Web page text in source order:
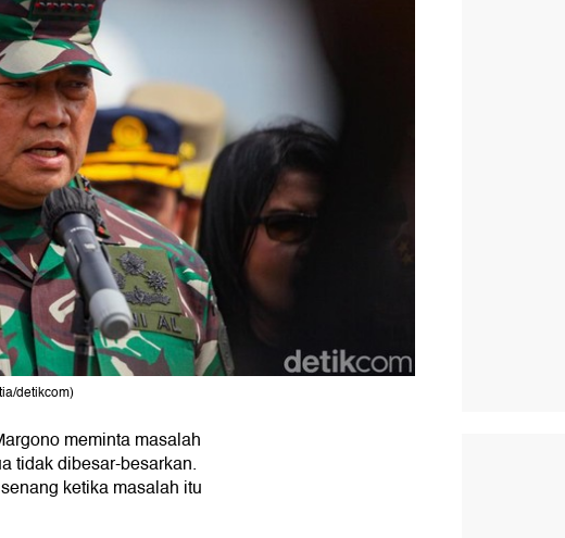
detikcom)
meminta masalah
tidak dibesar-besarkan.
ketika masalah itu